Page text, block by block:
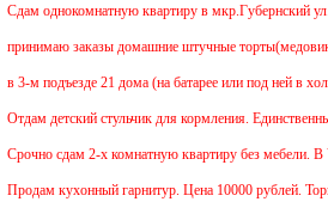
Cдам однокомнатную квартиру в мкр.Губернский
принимаю заказы домашние штучные торты(медовик,
в 3-м подъезде 21 дома (на батарее или под ней в
Отдам детский стульчик для кормления.
Срочно сдам 2-х комнатную квартиру без мебели. В
Продам кухонный гарнитур. Цена 10000 рублей. Торг